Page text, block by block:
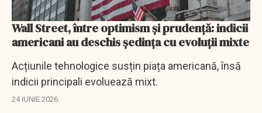
Wall Street, între optimism și prudență: indicii
americani au deschis ședința cu evoluții mixte
Acțiunile tehnologice susțin piața americană, însă
indicii principali evoluează mixt.
24 IUNIE 2026